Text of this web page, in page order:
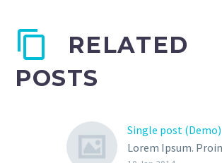
RELATED
POSTS
Single post (Demo)
Lorem Ipsum. Proin